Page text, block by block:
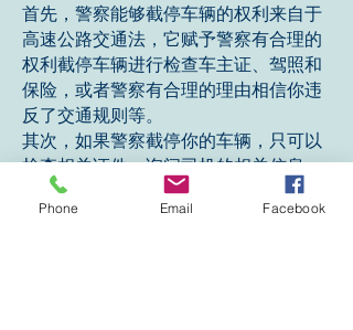
首先，警察能够截停车辆的权利来自于
高速公路交通法，它赋予警察有合理的
权利截停车辆进行检查车主证、驾照和
保险，或者警察有合理的理由相信你违
反了交通规则等。
其次，如果警察截停你的车辆，只可以
检查相关证件，询问司机的相关信息，
但是警察不可以随意检查车辆，或者随
便盘问乘客的身份。 因为乘客不是司
Phone Email Facebook